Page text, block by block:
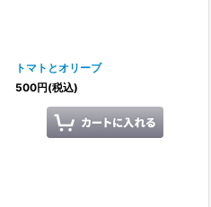
トマトとオリーブ
500円(税込)